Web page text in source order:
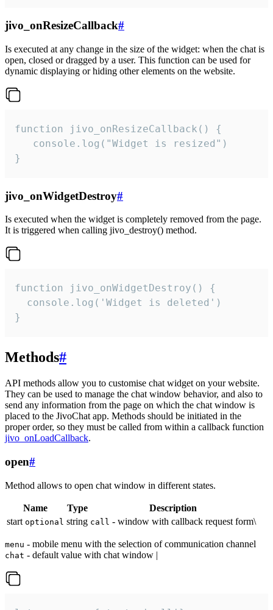
jivo_onResizeCallback#
Is executed at any change in the size of the widget: when the chat is
open, closed or dragged by a user. This function can be used for
dynamic displaying or hiding other elements on the website.
function jivo_onResizeCallback() {
   console.log("Widget is resized")
}
jivo_onWidgetDestroy#
Is executed when the widget is completely removed from the page.
It is triggered when calling jivo_destroy() method.
function jivo_onWidgetDestroy() {
  console.log('Widget is deleted')
}
Methods#
API methods allow you to customise chat widget on your website.
They can be used to manage the chat window behavior, and also to
send any information from the page on which the chat window is
placed to the JivoChat app. Methods should be initiated in the
proper order, so they must be called from within a callback function
jivo_onLoadCallback.
open#
Method allows to open chat window in different states.
Name Type
Description
start optional string call - window with callback request form\
menu - mobile menu with the selection of communication channel
chat - default value with chat window |